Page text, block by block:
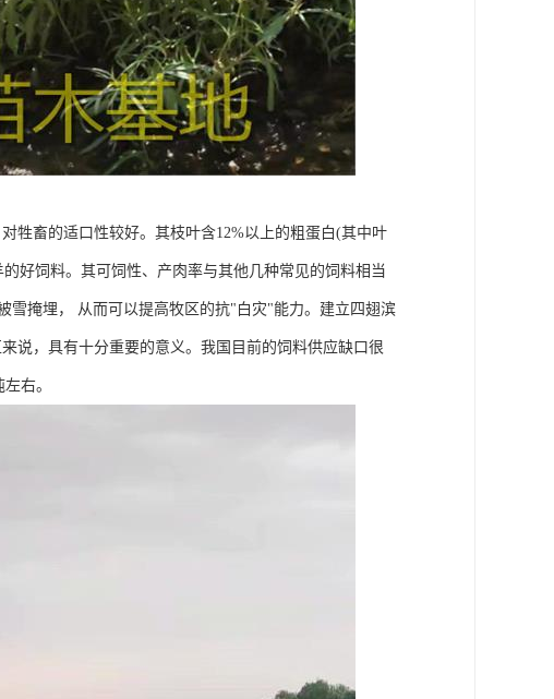
牲畜的适口性较好。其枝叶含12%以上的粗蛋白(其中叶
好饲料。其可饲性、产肉率与其他几种常见的饲料相当
雪掩埋， 从而可以提高牧区的抗"白灾"能力。建立四翅滨
说，具有十分重要的意义。我国目前的饲料供应缺口很
右。